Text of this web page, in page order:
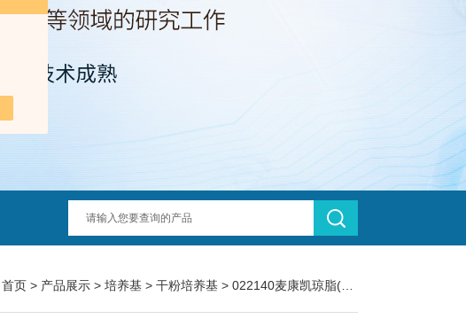
首页 > 产品展示 > 培养基 > 干粉培养基 > 022140麦康凯琼脂(MAC)培养基